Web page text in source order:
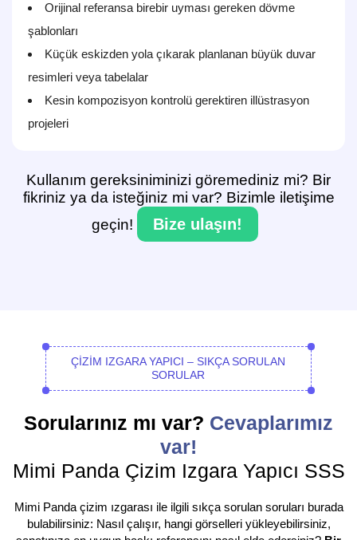
Orijinal referansa birebir uyması gereken dövme
şablonları
Küçük eskizden yola çıkarak planlanan büyük duvar
resimleri veya tabelalar
Kesin kompozisyon kontrolü gerektiren illüstrasyon
projeleri
Kullanım gereksiniminizi göremediniz mi? Bir
fikriniz ya da isteğiniz mi var? Bizimle iletişime
geçin!
Bize ulaşın!
ÇIZIM IZGARA YAPICI – SIKÇA SORULAN
SORULAR
Sorularınız mı var? Cevaplarımız
var!
Mimi Panda Çizim Izgara Yapıcı SSS
Mimi Panda çizim ızgarası ile ilgili sıkça sorulan soruları burada
bulabilirsiniz: Nasıl çalışır, hangi görselleri yükleyebilirsiniz,